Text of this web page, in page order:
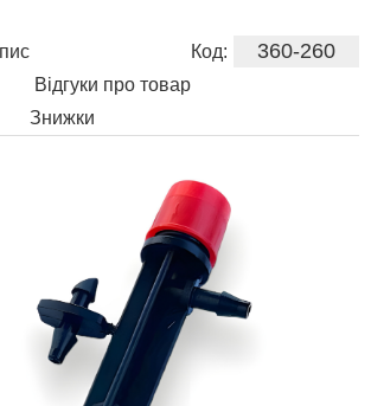
Код: 360-260
Відгуки про товар
Знижки